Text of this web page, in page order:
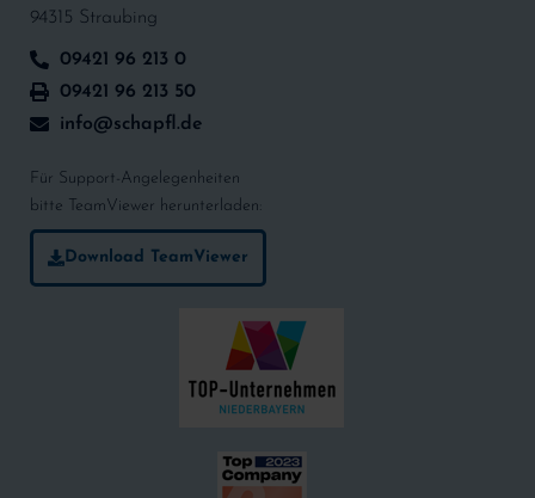
94315 Straubing
09421 96 213 0
09421 96 213 50
info@schapfl.de
Für Support-Angelegenheiten
bitte TeamViewer herunterladen:
Download TeamViewer